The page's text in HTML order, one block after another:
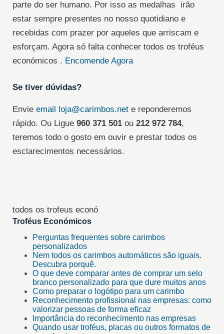
parte do ser humano. Por isso as medalhas irão
estar sempre presentes no nosso quotidiano e
recebidas com prazer por aqueles que arriscam e
esforçam. Agora só falta conhecer todos os troféus
económicos . Encomende Agora
Se tiver dúvidas?
Envie email loja@carimbos.net e reponderemos
rápido. Ou Ligue 960 371 501 ou 212 972 784,
teremos todo o gosto em ouvir e prestar todos os
esclarecimentos necessários.
todos os trofeus econó
Troféus Económicos
Perguntas frequentes sobre carimbos
personalizados
Nem todos os carimbos automáticos são iguais.
Descubra porquê.
O que deve comparar antes de comprar um selo
branco personalizado para que dure muitos anos
Como preparar o logótipo para um carimbo
Reconhecimento profissional nas empresas: como
valorizar pessoas de forma eficaz
Importância do reconhecimento nas empresas
Quando usar troféus, placas ou outros formatos de